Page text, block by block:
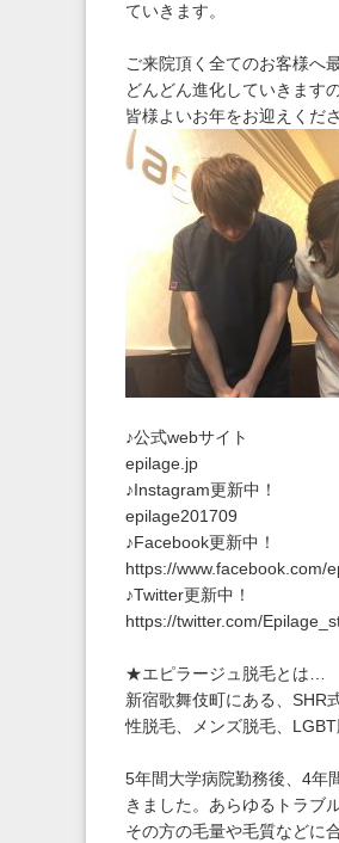
ていきます。
ご来院頂く全てのお客様へ
どんどん進化していきます
皆様よいお年をお迎えくだ
♪公式webサイト
epilage.jp
♪Instagram更新中！
epilage201709
♪Facebook更新中！
https://www.facebook.com/
♪Twitter更新中！
https://twitter.com/
★エピラージュ脱毛とは…
新宿歌舞伎町にある、SHR
性脱毛、メンズ脱毛、
5年間大学病院勤務後、4年
きました。あらゆるトラブ
その方の毛量や毛質などに